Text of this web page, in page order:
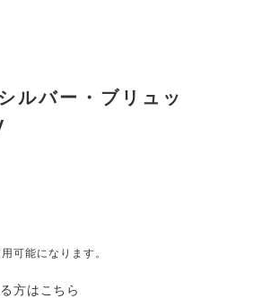
ルバー・ブリュッ
可能になります。
方はこちら